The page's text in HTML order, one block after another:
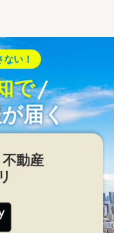
い！
で
届く
動産